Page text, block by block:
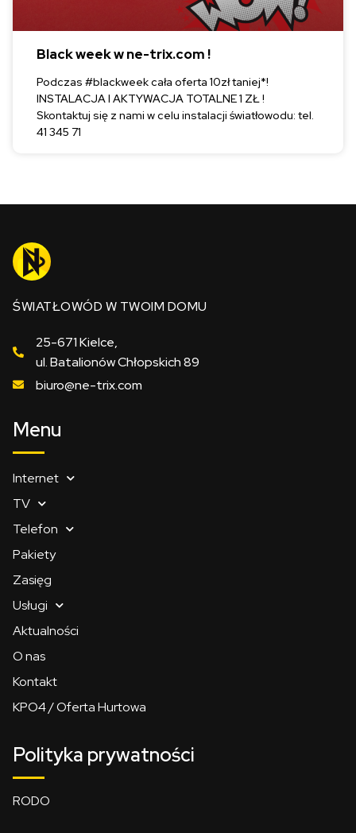
Black week w ne-trix.com !
Podczas #blackweek cała oferta 10zł taniej*!
INSTALACJA I AKTYWACJA TOTALNE 1 ZŁ !
Skontaktuj się z nami w celu instalacji światłowodu: tel.
41 345 71
ŚWIATŁOWÓD W TWOIM DOMU
25-671 Kielce,
ul. Batalionów Chłopskich 89
biuro@ne-trix.com
Menu
Internet
TV
Telefon
Pakiety
Zasięg
Usługi
Aktualności
O nas
Kontakt
KPO4 / Oferta Hurtowa
Polityka prywatności
RODO